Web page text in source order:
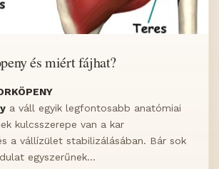
és miért fájhat?
a váll egyik legfontosabb anatómiai
kulcsszerepe van a kar
a vállízület stabilizálásában. Bár sok
egyszerűnek...